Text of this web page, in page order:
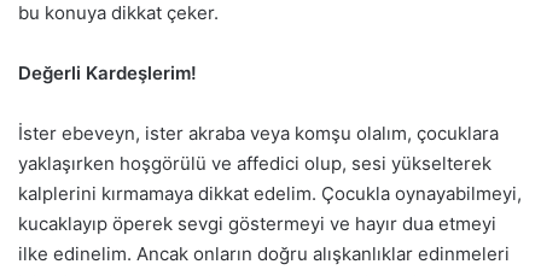
bu konuya dikkat çeker.
Değerli Kardeşlerim!
İster ebeveyn, ister akraba veya komşu olalım, çocuklara
yaklaşırken hoşgörülü ve affedici olup, sesi yükselterek
kalplerini kırmamaya dikkat edelim. Çocukla oynayabilmeyi,
kucaklayıp öperek sevgi göstermeyi ve hayır dua etmeyi
ilke edinelim. Ancak onların doğru alışkanlıklar edinmeleri